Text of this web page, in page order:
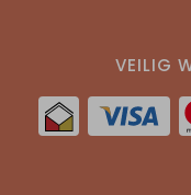
VEILIG